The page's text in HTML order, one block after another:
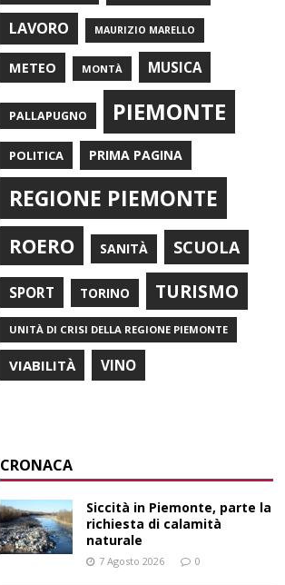
LAVORO MAURIZIO MARELLO
METEO MONTÀ MUSICA
PALLAPUGNO PIEMONTE
POLITICA PRIMA PAGINA
REGIONE PIEMONTE
ROERO SANITÀ SCUOLA
SPORT TORINO TURISMO
UNITÀ DI CRISI DELLA REGIONE PIEMONTE
VIABILITÀ VINO
CRONACA
Siccità in Piemonte, parte la
richiesta di calamità
naturale
7 Agosto 2026 0